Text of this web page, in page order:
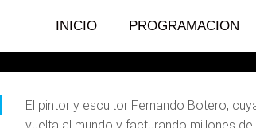
INICIO PROGRAMACION
El pintor y escultor Fernando Botero,